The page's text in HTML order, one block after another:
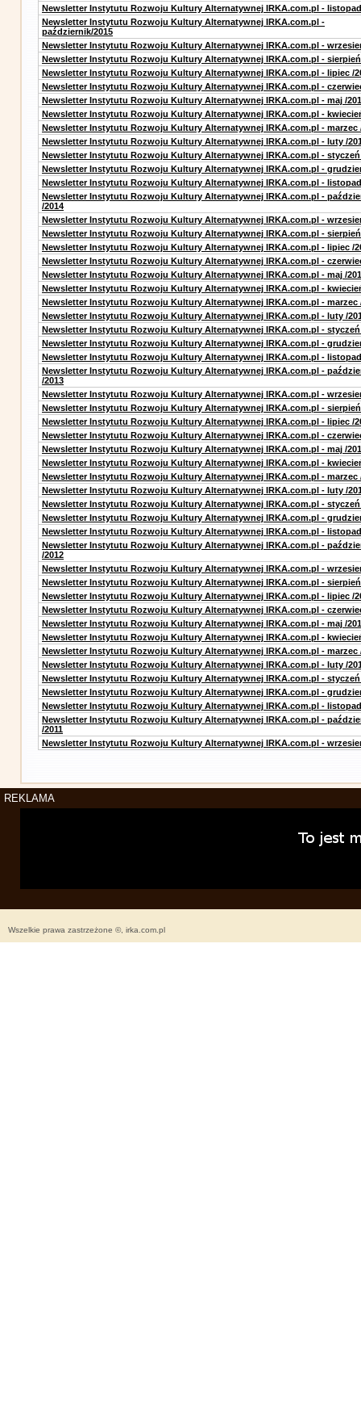
Newsletter Instytutu Rozwoju Kultury Alternatywnej IRKA.com.pl -
Newsletter Instytutu Rozwoju Kultury Alternatywnej IRKA.com.pl -
październik/2015
Newsletter Instytutu Rozwoju Kultury Alternatywnej IRKA.com.pl -
Newsletter Instytutu Rozwoju Kultury Alternatywnej IRKA.com.pl -
Newsletter Instytutu Rozwoju Kultury Alternatywnej IRKA.com.pl - lipiec /
Newsletter Instytutu Rozwoju Kultury Alternatywnej IRKA.com.pl -
Newsletter Instytutu Rozwoju Kultury Alternatywnej IRKA.com.pl - maj /
Newsletter Instytutu Rozwoju Kultury Alternatywnej IRKA.com.pl -
Newsletter Instytutu Rozwoju Kultury Alternatywnej IRKA.com.pl - marzec
Newsletter Instytutu Rozwoju Kultury Alternatywnej IRKA.com.pl - luty /
Newsletter Instytutu Rozwoju Kultury Alternatywnej IRKA.com.pl - styczeń
Newsletter Instytutu Rozwoju Kultury Alternatywnej IRKA.com.pl -
Newsletter Instytutu Rozwoju Kultury Alternatywnej IRKA.com.pl - listopad
Newsletter Instytutu Rozwoju Kultury Alternatywnej IRKA.com.pl -
/2014
Newsletter Instytutu Rozwoju Kultury Alternatywnej IRKA.com.pl -
Newsletter Instytutu Rozwoju Kultury Alternatywnej IRKA.com.pl - sierpień
Newsletter Instytutu Rozwoju Kultury Alternatywnej IRKA.com.pl - lipiec /
Newsletter Instytutu Rozwoju Kultury Alternatywnej IRKA.com.pl -
Newsletter Instytutu Rozwoju Kultury Alternatywnej IRKA.com.pl - maj /
Newsletter Instytutu Rozwoju Kultury Alternatywnej IRKA.com.pl -
Newsletter Instytutu Rozwoju Kultury Alternatywnej IRKA.com.pl - marzec
Newsletter Instytutu Rozwoju Kultury Alternatywnej IRKA.com.pl - luty /
Newsletter Instytutu Rozwoju Kultury Alternatywnej IRKA.com.pl - styczeń
Newsletter Instytutu Rozwoju Kultury Alternatywnej IRKA.com.pl -
Newsletter Instytutu Rozwoju Kultury Alternatywnej IRKA.com.pl - listopad
Newsletter Instytutu Rozwoju Kultury Alternatywnej IRKA.com.pl -
/2013
Newsletter Instytutu Rozwoju Kultury Alternatywnej IRKA.com.pl -
Newsletter Instytutu Rozwoju Kultury Alternatywnej IRKA.com.pl - sierpień
Newsletter Instytutu Rozwoju Kultury Alternatywnej IRKA.com.pl - lipiec /
Newsletter Instytutu Rozwoju Kultury Alternatywnej IRKA.com.pl -
Newsletter Instytutu Rozwoju Kultury Alternatywnej IRKA.com.pl - maj /
Newsletter Instytutu Rozwoju Kultury Alternatywnej IRKA.com.pl -
Newsletter Instytutu Rozwoju Kultury Alternatywnej IRKA.com.pl - marzec
Newsletter Instytutu Rozwoju Kultury Alternatywnej IRKA.com.pl - luty /
Newsletter Instytutu Rozwoju Kultury Alternatywnej IRKA.com.pl - styczeń
Newsletter Instytutu Rozwoju Kultury Alternatywnej IRKA.com.pl -
Newsletter Instytutu Rozwoju Kultury Alternatywnej IRKA.com.pl - listopad
Newsletter Instytutu Rozwoju Kultury Alternatywnej IRKA.com.pl -
/2012
Newsletter Instytutu Rozwoju Kultury Alternatywnej IRKA.com.pl -
Newsletter Instytutu Rozwoju Kultury Alternatywnej IRKA.com.pl - sierpień
Newsletter Instytutu Rozwoju Kultury Alternatywnej IRKA.com.pl - lipiec /
Newsletter Instytutu Rozwoju Kultury Alternatywnej IRKA.com.pl -
Newsletter Instytutu Rozwoju Kultury Alternatywnej IRKA.com.pl - maj /
Newsletter Instytutu Rozwoju Kultury Alternatywnej IRKA.com.pl -
Newsletter Instytutu Rozwoju Kultury Alternatywnej IRKA.com.pl - marzec
Newsletter Instytutu Rozwoju Kultury Alternatywnej IRKA.com.pl - luty /
Newsletter Instytutu Rozwoju Kultury Alternatywnej IRKA.com.pl - styczeń
Newsletter Instytutu Rozwoju Kultury Alternatywnej IRKA.com.pl -
Newsletter Instytutu Rozwoju Kultury Alternatywnej IRKA.com.pl - listopad
Newsletter Instytutu Rozwoju Kultury Alternatywnej IRKA.com.pl -
/2011
Newsletter Instytutu Rozwoju Kultury Alternatywnej IRKA.com.pl -
REKLAMA
Wszelkie prawa zastrzeżone ©, irka.com.pl